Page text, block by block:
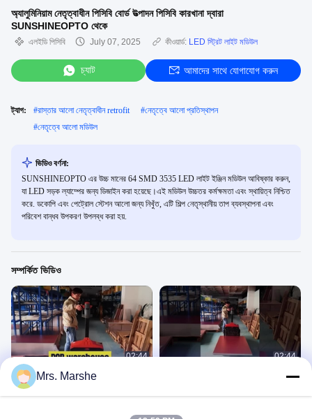
অ্যালুমিনিয়াম নেতৃত্বাধীন পিসিবি বোর্ড উত্পাদন পিসিবি কারখানা দ্বারা
SUNSHINEOPTO থেকে
এলইডি পিসিবি July 07, 2025 কীওয়ার্ড: LED স্ট্রিট লাইট মডিউল
চ্যাট আমাদের সাথে যোগাযোগ করুন
ট্যাগ: #রাস্তার আলো নেতৃত্বাধীন retrofit #নেতৃত্বে আলো প্রতিস্থাপন
#নেতৃত্বে আলো মডিউল
ভিডিও বর্ণনা:
SUNSHINEOPTO এর উচ্চ মানের 64 SMD 3535 LED লাইট ইঞ্জিন মডিউল আবিষ্কার করুন,
যা LED সড়ক ল্যাম্পের জন্য ডিজাইন করা হয়েছে।এই মডিউল উচ্চতর কর্মক্ষমতা এবং স্থায়িত্ব নিশ্চিত
করে. ডকোপি এবং পেট্রোল স্টেশন আলো জন্য নিখুঁত, এটি শিল্প নেতৃস্থানীয় তাপ ব্যবস্থাপনা এবং
পরিবেশ বান্ধব উপকরণ উপলব্ধ করা হয়.
সম্পর্কিত ভিডিও
02:44
এলইডি পিসিবি বোর্ড কারখানা
এলইডি পিসিবি
02:44
Mrs. Marshe